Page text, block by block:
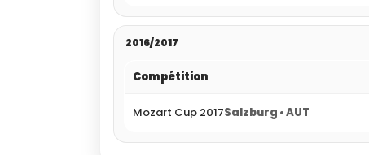
2016/2017
Compétition
Mozart Cup 2017Salzburg • AUT